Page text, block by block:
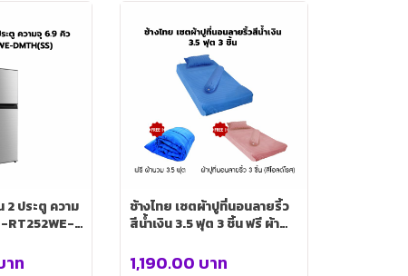
2 ประตู ความ
RT252WE-
าท
ช้างไทย เซตผ้าปูที่นอนลายริ้ว
สีน้ำเงิน 3.5 ฟุต 3 ชิ้น ฟรี ผ้า
3 ชิ้น (สีโอลด์โรส)
1,190.00 บาท